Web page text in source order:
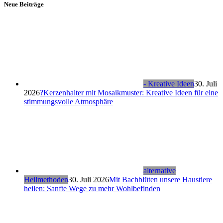
Neue Beiträge
- Kreative Ideen30. Juli
2026?Kerzenhalter mit Mosaikmuster: Kreative Ideen für eine
stimmungsvolle Atmosphäre
alternative
Heilmethoden30. Juli 2026Mit Bachblüten unsere Haustiere
heilen: Sanfte Wege zu mehr Wohlbefinden